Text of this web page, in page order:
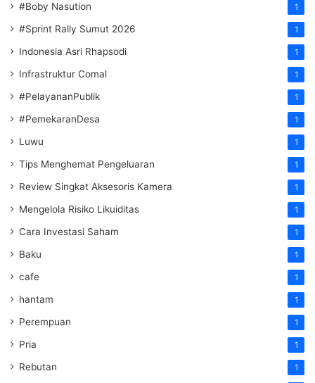
#Boby Nasution 1
#Sprint Rally Sumut 2026 1
Indonesia Asri Rhapsodi 1
Infrastruktur Comal 1
#PelayananPublik 1
#PemekaranDesa 1
Luwu 1
Tips Menghemat Pengeluaran 1
Review Singkat Aksesoris Kamera 1
Mengelola Risiko Likuiditas 1
Cara Investasi Saham 1
Baku 1
cafe 1
hantam 1
Perempuan 1
Pria 1
Rebutan 1